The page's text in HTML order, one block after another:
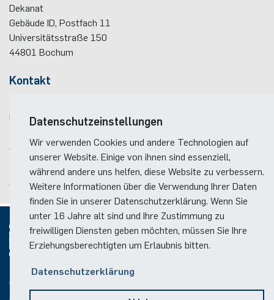
Dekanat
Gebäude ID, Postfach 11
Universitätsstraße 150
44801 Bochum
Kontakt
E-Mail:
dekanat(at)ei.rub.de
Anreise
Lageplan der Fakultät
Anreise zum RUB-Campus
© 2026
Social Media
Datenschutzeinstellungen
Wir verwenden Cookies und andere Technologien auf
unserer Website. Einige von ihnen sind essenziell,
während andere uns helfen, diese Website zu verbessern.
Weitere Informationen über die Verwendung Ihrer Daten
finden Sie in unserer Datenschutzerklärung. Wenn Sie
unter 16 Jahre alt sind und Ihre Zustimmung zu
freiwilligen Diensten geben möchten, müssen Sie Ihre
Erziehungsberechtigten um Erlaubnis bitten.
Datenschutzerklärung